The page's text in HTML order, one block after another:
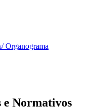
Organograma
e Normativos